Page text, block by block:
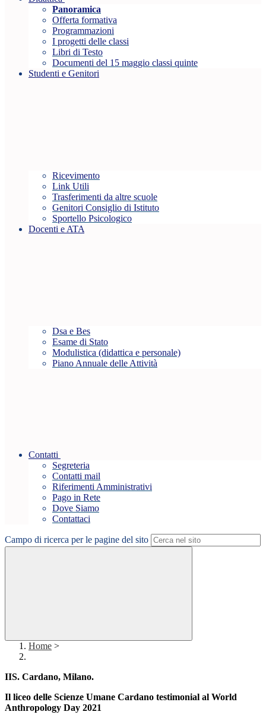
Panoramica
Offerta formativa
Programmazioni
I progetti delle classi
Libri di Testo
Documenti del 15 maggio classi quinte
Studenti e Genitori
Ricevimento
Link Utili
Trasferimenti da altre scuole
Genitori Consiglio di Istituto
Sportello Psicologico
Docenti e ATA
Dsa e Bes
Esame di Stato
Modulistica (didattica e personale)
Piano Annuale delle Attività
Contatti
Segreteria
Contatti mail
Riferimenti Amministrativi
Pago in Rete
Dove Siamo
Contattaci
Campo di ricerca per le pagine del sito
Home >
IIS. Cardano, Milano.
Il liceo delle Scienze Umane Cardano testimonial al World
Anthropology Day 2021